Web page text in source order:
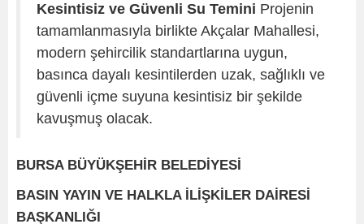
Kesintisiz ve Güvenli Su Temini Projenin
tamamlanmasıyla birlikte Akçalar Mahallesi,
modern şehircilik standartlarına uygun,
basınca dayalı kesintilerden uzak, sağlıklı ve
güvenli içme suyuna kesintisiz bir şekilde
kavuşmuş olacak.
BURSA BÜYÜKŞEHİR BELEDİYESİ
BASIN YAYIN VE HALKLA İLİŞKİLER DAİRESİ
BAŞKANLIĞI